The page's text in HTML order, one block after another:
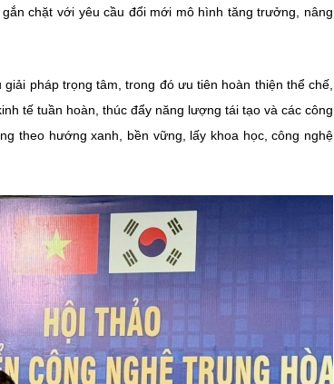
chặt với yêu cầu đổi mới mô hình tăng trưởng, nâng
pháp trọng tâm, trong đó ưu tiên hoàn thiện thể chế,
tế tuần hoàn, thúc đẩy năng lượng tái tạo và các công
theo hướng xanh, bền vững, lấy khoa học, công nghệ